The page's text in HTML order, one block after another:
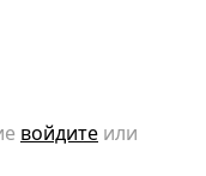
войдите или